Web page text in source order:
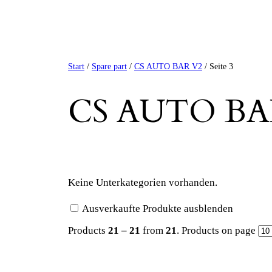
Start / Spare part / CS AUTO BAR V2 / Seite 3
CS AUTO
Keine Unterkategorien vorhanden.
Ausverkaufte Produkte ausblenden
Products 21 – 21 from 21. Products on page